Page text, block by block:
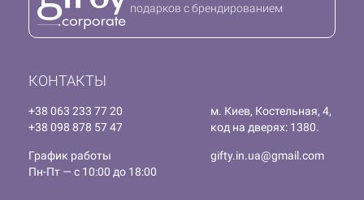
КОНТАКТЫ
+38 063 233 77 20
+38 098 878 57 47
м. Киев, Костельная, 4,
код на дверях: 1380.
График работы
Пн-Пт — с 10:00 до 18:00
gifty.in.ua@gmail.com
подарков с брендированием